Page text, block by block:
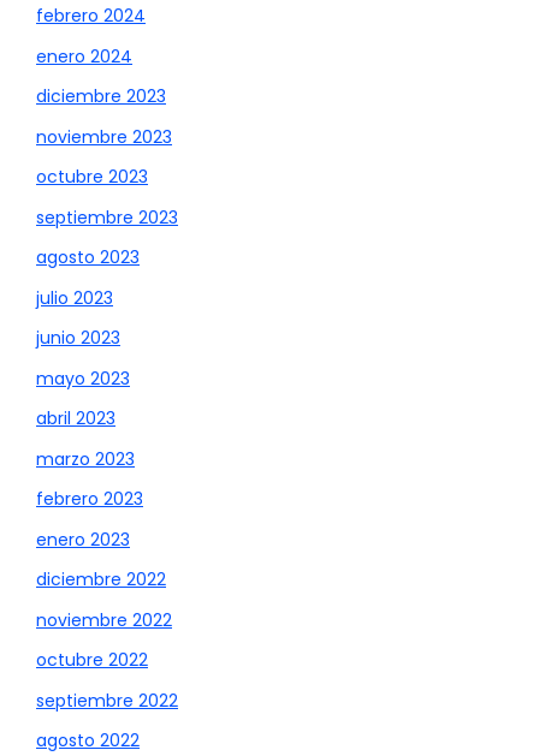
febrero 2024
enero 2024
diciembre 2023
noviembre 2023
octubre 2023
septiembre 2023
agosto 2023
julio 2023
junio 2023
mayo 2023
abril 2023
marzo 2023
febrero 2023
enero 2023
diciembre 2022
noviembre 2022
octubre 2022
septiembre 2022
agosto 2022